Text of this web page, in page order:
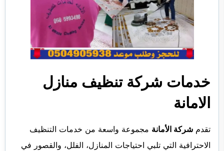
خدمات شركة تنظيف منازل
الامانة
تقدم شركة الأمانة مجموعة واسعة من خدمات التنظيف
الاحترافية التي تلبي احتياجات المنازل، الفلل، والقصور في